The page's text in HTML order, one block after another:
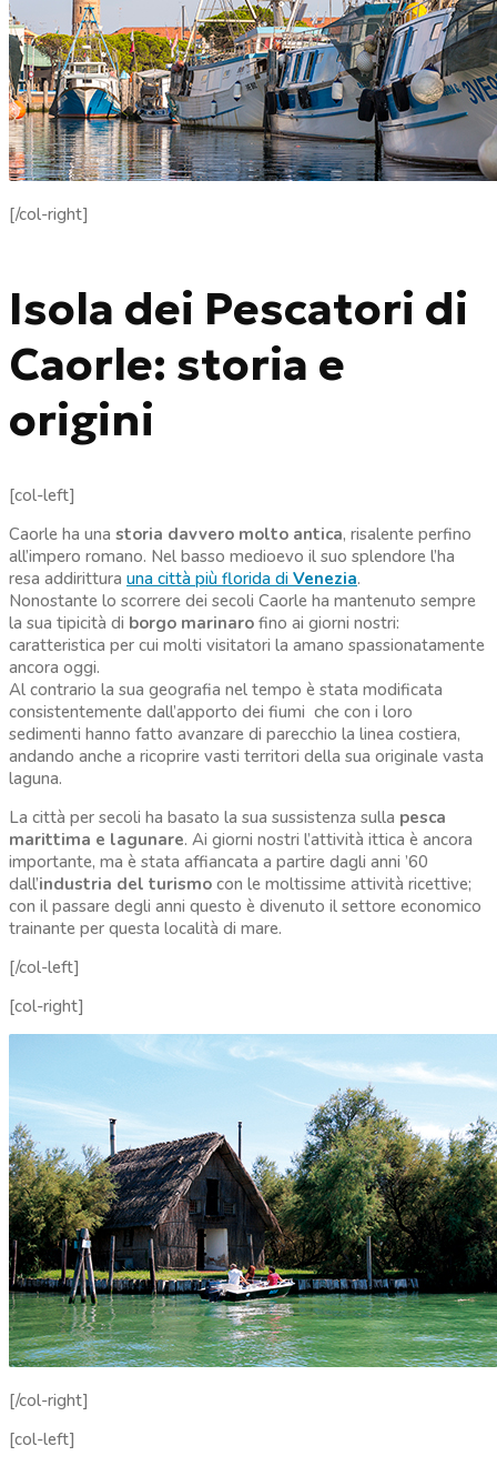
[/col-right]
Isola dei Pescatori di
Caorle: storia e
origini
[col-left]
Caorle ha una storia davvero molto antica, risalente perfino
all’impero romano. Nel basso medioevo il suo splendore l’ha
resa addirittura una città più florida di Venezia.
Nonostante lo scorrere dei secoli Caorle ha mantenuto sempre
la sua tipicità di borgo marinaro fino ai giorni nostri:
caratteristica per cui molti visitatori la amano spassionatamente
ancora oggi.
Al contrario la sua geografia nel tempo è stata modificata
consistentemente dall’apporto dei fiumi che con i loro
sedimenti hanno fatto avanzare di parecchio la linea costiera,
andando anche a ricoprire vasti territori della sua originale vasta
laguna.
La città per secoli ha basato la sua sussistenza sulla pesca
marittima e lagunare. Ai giorni nostri l’attività ittica è ancora
importante, ma è stata affiancata a partire dagli anni ’60
dall’industria del turismo con le moltissime attività ricettive;
con il passare degli anni questo è divenuto il settore economico
trainante per questa località di mare.
[/col-left]
[col-right]
[/col-right]
[col-left]